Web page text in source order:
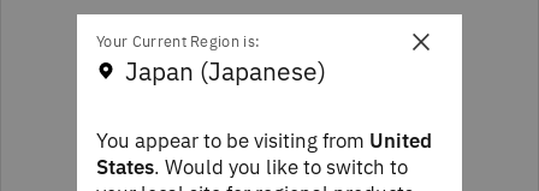
×
Your Current Region is:
Japan (Japanese)
You appear to be visiting from United
States. Would you like to switch to